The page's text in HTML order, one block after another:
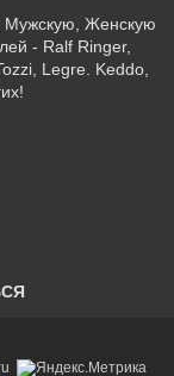
Мужскую, Женскую
- Ralf Ringer,
Legre. Keddo,